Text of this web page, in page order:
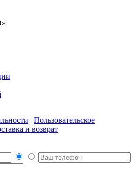
| Пользовательское
и возврат